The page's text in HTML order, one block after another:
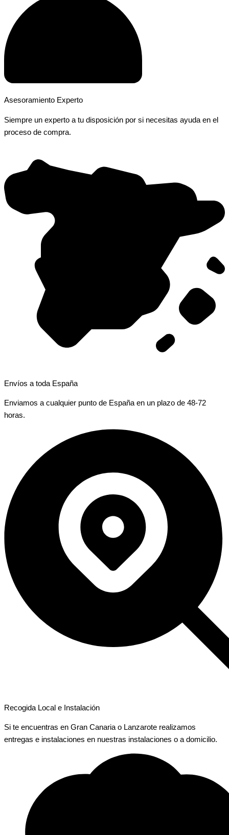
Asesoramiento Experto
Siempre un experto a tu disposición por si necesitas ayuda en el
proceso de compra.
Envíos a toda España
Enviamos a cualquier punto de España en un plazo de 48-72
horas.
Recogida Local e Instalación
Si te encuentras en Gran Canaria o Lanzarote realizamos
entregas e instalaciones en nuestras instalaciones o a domicilio.